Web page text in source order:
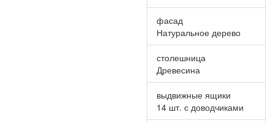
фасад
Натуральное дерево
столешница
Древесина
выдвижные ящики
14 шт. с доводчиками